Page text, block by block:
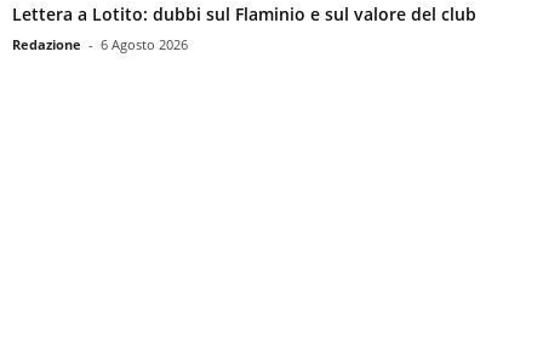
Lettera a Lotito: dubbi sul Flaminio e sul valore del club
Redazione - 6 Agosto 2026